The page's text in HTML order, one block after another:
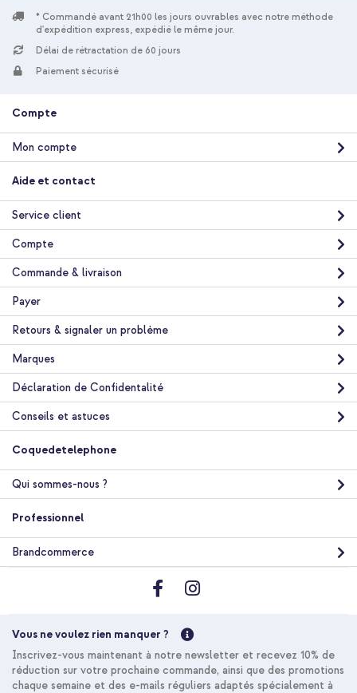
* Commandé avant 21h00 les jours ouvrables avec notre méthode
d'expédition express, expédié le même jour.
Délai de rétractation de 60 jours
Paiement sécurisé
Compte
Mon compte
Aide et contact
Service client
Compte
Commande & livraison
Payer
Retours & signaler un problème
Marques
Déclaration de Confidentalité
Conseils et astuces
Coquedetelephone
Qui sommes-nous ?
Professionnel
Brandcommerce
Vous ne voulez rien manquer ?
Inscrivez-vous maintenant à notre newsletter et recevez 10% de
réduction sur votre prochaine commande, ainsi que des promotions
chaque semaine et des e-mails réguliers adaptés spécialement à